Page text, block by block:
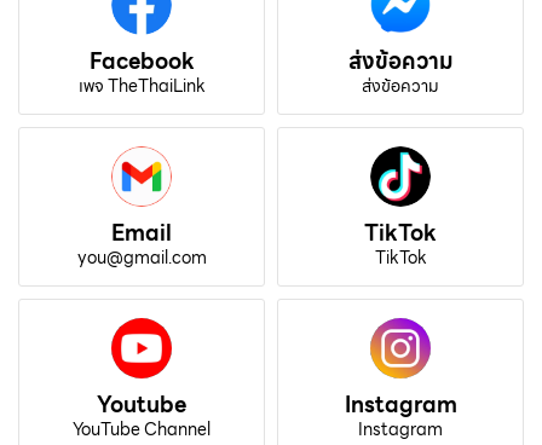
Facebook
เพจ TheThaiLink
ส่งข้อความ
ส่งข้อความ
Email
you@gmail.com
TikTok
TikTok
Youtube
YouTube Channel
Instagram
Instagram